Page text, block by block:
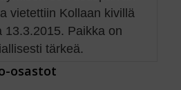
vietettiin Kollaan kivillä
13.3.2015. Paikka on
tärkeä.
osastot